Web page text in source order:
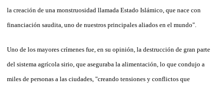
la creación de una monstruosidad llamada Estado Islámico, que nace con
financiación saudita, uno de nuestros principales aliados en el mundo".
Uno de los mayores crímenes fue, en su opinión, la destrucción de gran parte
del sistema agrícola sirio, que aseguraba la alimentación, lo que condujo a
miles de personas a las ciudades, "creando tensiones y conflictos que